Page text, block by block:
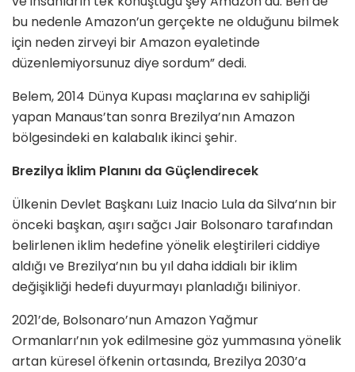
bu nedenle Amazon’un gerçekte ne olduğunu bilmek
için neden zirveyi bir Amazon eyaletinde
düzenlemiyorsunuz diye sordum” dedi.
Belem, 2014 Dünya Kupası maçlarına ev sahipliği
yapan Manaus’tan sonra Brezilya’nın Amazon
bölgesindeki en kalabalık ikinci şehir.
Brezilya İklim Planını da Güçlendirecek
Ülkenin Devlet Başkanı Luiz Inacio Lula da Silva’nın bir
önceki başkan, aşırı sağcı Jair Bolsonaro tarafından
belirlenen iklim hedefine yönelik eleştirileri ciddiye
aldığı ve Brezilya’nın bu yıl daha iddialı bir iklim
değişikliği hedefi duyurmayı planladığı biliniyor.
2021’de, Bolsonaro’nun Amazon Yağmur
Ormanları’nın yok edilmesine göz yummasına yönelik
artan küresel öfkenin ortasında, Brezilya 2030’a